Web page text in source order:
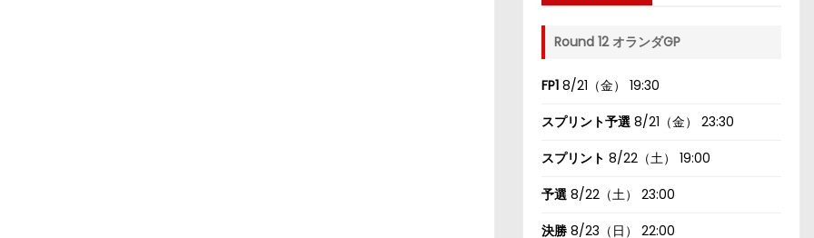
Round 12 オランダGP
FP1 8/21（金） 19:30
スプリント予選 8/21（金） 23:30
スプリント 8/22（土） 19:00
予選 8/22（土） 23:00
決勝 8/23（日） 22:00